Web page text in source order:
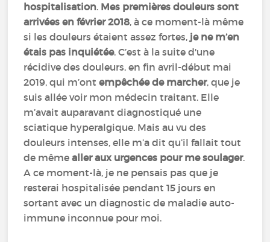
hospitalisation. Mes premières douleurs sont
arrivées en février 2018, à ce moment-là même
si les douleurs étaient assez fortes, je ne m’en
étais pas inquiétée. C’est à la suite d'une
récidive des douleurs, en fin avril-début mai
2019, qui m’ontempêchée de marcher, que je
suis allée voir mon médecin traitant. Elle
m’avait auparavant diagnostiqué une
sciatique hyperalgique. Mais au vu des
douleurs intenses, elle m’a dit qu’il fallait tout
de mêmealler aux urgences pour me soulager.
A ce moment-là, je ne pensais pas que je
resterai hospitalisée pendant 15 jours en
sortant avec un diagnostic de maladie auto-
immune inconnue pour moi.